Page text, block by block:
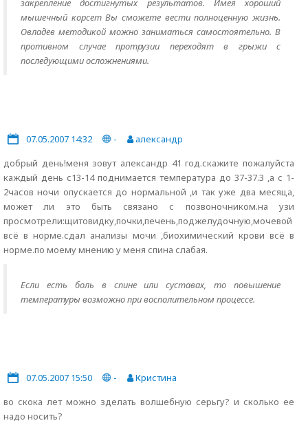
закрепление достигнутых результатов. Имея хороший
мышечный корсет Вы сможете вести полноценную жизнь.
Овладев методикой можно заниматься самостоятельно. В
противном случае протрузии переходят в грыжи с
последующими осложнениями.
07.05.2007 14:32 -
александр
добрый день!меня зовут александр 41 год.скажите пожалуйста
каждый день с13-14 поднимается температура до 37-37.3 ,а с 1-
2часов ночи опускается до нормальной ,и так уже два месяца,
может ли это быть связано с позвоночником.на узи
просмотрели:щитовидку,почки,печень,поджелудочную,мочевой
всё в норме.сдал анализы мочи ,биохимический крови всё в
норме.по моему мнению у меня спина слабая.
Если есть боль в спине или суставах, то повышение
температуры возможно при восполительном процессе.
07.05.2007 15:50 -
Кристина
во скока лет можно зделать волшебную серьгу? и сколько ее
надо носить?